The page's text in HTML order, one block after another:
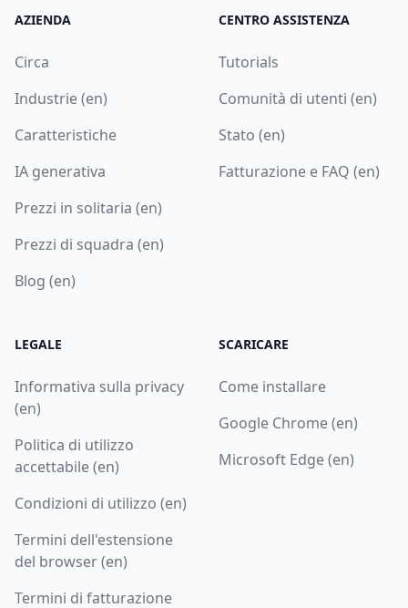
AZIENDA
Circa
Industrie (en)
Caratteristiche
IA generativa
Prezzi in solitaria (en)
Prezzi di squadra (en)
Blog (en)
CENTRO ASSISTENZA
Tutorials
Comunità di utenti (en)
Stato (en)
Fatturazione e FAQ (en)
LEGALE
Informativa sulla privacy
(en)
Politica di utilizzo
accettabile (en)
Condizioni di utilizzo (en)
Termini dell'estensione
del browser (en)
Termini di fatturazione
SCARICARE
Come installare
Google Chrome (en)
Microsoft Edge (en)